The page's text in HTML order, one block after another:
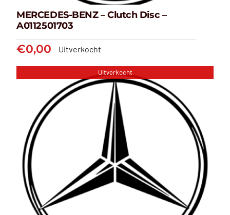
MERCEDES-BENZ – Clutch Disc
– A0112501703
€0,00
MERCEDES-BENZ – Clutch Disc –
A0112501703
€0,00 Uitverkocht
Uitverkocht